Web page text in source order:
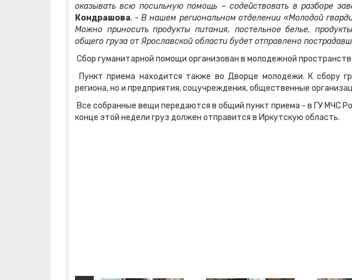
оказывать всю посильную помощь – содействовать в разборе
Кондрашова. - В нашем региональном отделении «Молодой
Можно приносить продукты питания, постельное белье,
общего груза от Ярославской области будет отправлено
Сбор гуманитарной помощи организован в молодежной
Пункт приема находится также во Дворце молодежи. К сбору
региона, но и предприятия, соцучреждения, общественные
Все собранные вещи передаются в общий пункт приема - в ГУ МЧС
конце этой недели груз должен отправится в Иркутскую область.